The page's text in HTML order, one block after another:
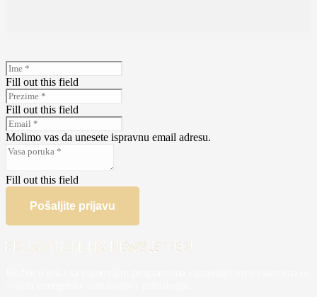
Fill out this field
Fill out this field
Molimo vas da unesete ispravnu email adresu.
Fill out this field
Pošaljite prijavu
PRIJAVITE SE NA NEWSLETTER!